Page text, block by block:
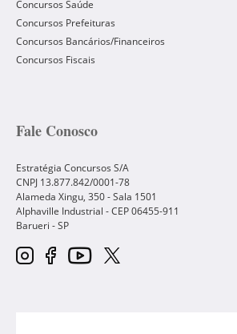
Concursos Saúde
Concursos Prefeituras
Concursos Bancários/Financeiros
Concursos Fiscais
Fale Conosco
Estratégia Concursos S/A
CNPJ 13.877.842/0001-78
Alameda Xingu, 350 - Sala 1501
Alphaville Industrial - CEP06455-911
Barueri -SP